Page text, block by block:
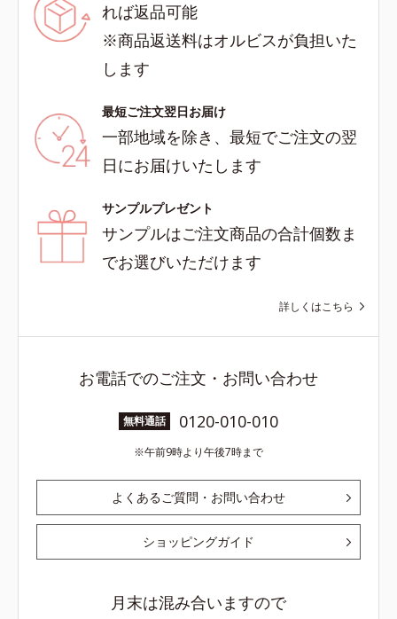
れば返品可能
※商品返送料はオルビスが負担いた
します
最短ご注文翌日お届け
一部地域を除き、最短でご注文の翌
日にお届けいたします
サンプルプレゼント
サンプルはご注文商品の合計個数ま
でお選びいただけます
詳しくはこちら
お電話でのご注文・お問い合わせ
無料通話 0120-010-010
午前9時より午後7時まで
よくあるご質問・お問い合わせ
ショッピングガイド
月末は混み合いますので